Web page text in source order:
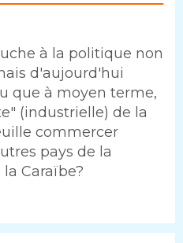
à la politique non
d'aujourd'hui
que à moyen terme,
(industrielle) de la
commercer
pays de la
Caraïbe?